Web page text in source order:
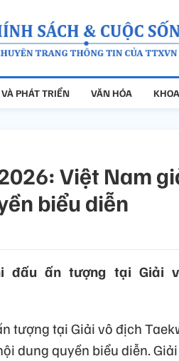
PHÁT TRIỂN VĂN HÓA
Việt Nam
biểu diễn
đấu ấn tượng tại Giải
tượng tại Giải vô địch
dung quyền biểu diễn.